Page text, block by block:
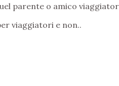
parente o amico
viaggiatori e non..